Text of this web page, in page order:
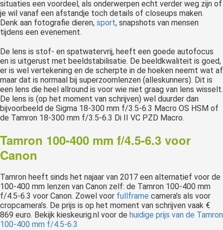
situaties een voordeel, als onderwerpen echt verder weg zijn of
je wil vanaf een afstandje toch details of closeups maken.
Denk aan fotografie dieren, sport, snapshots van mensen
tijdens een evenement.
De lens is stof- en spatwatervrij, heeft een goede autofocus
en is uitgerust met beeldstabilisatie. De beeldkwaliteit is goed,
er is wel vertekening en de scherpte in de hoeken neemt wat af
maar dat is normaal bij superzoomlenzen (alleskunners). Dit is
een lens die heel allround is voor wie niet graag van lens wisselt.
De lens is (op het moment van schrijven) wel duurder dan
bijvoorbeeld de Sigma 18-300 mm f/3.5-6.3 Macro OS HSM of
de Tamron 18-300 mm f/3.5-6.3 Di II VC PZD Macro.
Tamron 100-400 mm f/4.5-6.3 voor
Canon
Tamron heeft sinds het najaar van 2017 een alternatief voor de
100-400 mm lenzen van Canon zelf: de Tamron 100-400 mm
f/4.5-6.3 voor Canon. Zowel voor fullframe camera’s als voor
cropcamera’s. De prijs is op het moment van schrijven vaak €
869 euro. Bekijk kieskeurig.nl voor de huidige prijs van de Tamron
100-400 mm f/4.5-6.3